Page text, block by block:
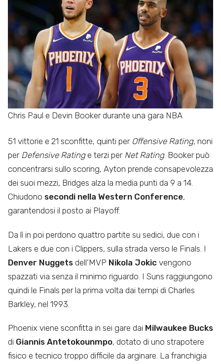
Chris Paul e Devin Booker durante una gara NBA
51 vittorie e 21 sconfitte, quinti per Offensive Rating, noni
per Defensive Ratinge terzi per Net Rating. Booker può
concentrarsi sullo scoring, Ayton prende consapevolezza
dei suoi mezzi, Bridges alza la media punti da 9 a 14.
Chiudono secondi nella Western Conference,
garantendosi il posto ai Playoff.
Da lì in poi perdono quattro partite su sedici, due con i
Lakers e due con i Clippers, sulla strada verso le Finals. I
Denver Nuggets dell’MVP Nikola Jokic vengono
spazzati via senza il minimo riguardo. I Suns raggiungono
quindi le Finals per la prima volta dai tempi di Charles
Barkley, nel 1993.
Phoenix viene sconfitta in sei gare dai Milwaukee Bucks
di Giannis Antetokounmpo, dotato di uno strapotere
fisico e tecnico troppo difficile da arginare. La franchigia